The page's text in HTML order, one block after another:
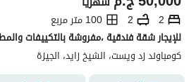
2
2
100 متر مربع
كومباوند زد ويست، الشيخ زايد، الجيزة